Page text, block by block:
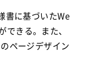
書に基づいたWe
きる。また、
ページデザイン